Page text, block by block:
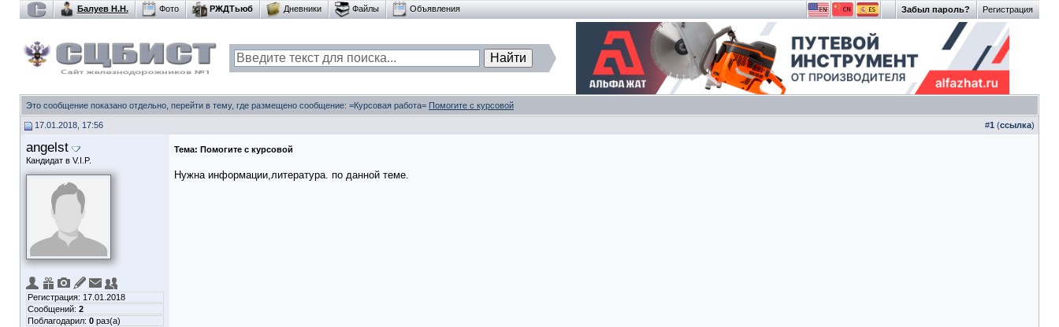
Регистрация
Забыл пароль?
Балуев Н.Н. Фото РЖДТьюб Дневники Файлы Объявления
Это сообщение показано отдельно, перейти в тему, где размещено сообщение: =Курсовая работа= Помогите с курсовой
17.01.2018, 17:56 #1 (ссылка)
angelst
Кандидат в V.I.P.
Регистрация: 17.01.2018
Сообщений: 2
Поблагодарил: 0 раз(а)
Тема: Помогите с курсовой
Нужна информации,литература. по данной теме.